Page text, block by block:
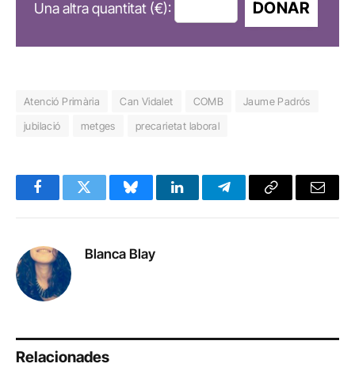
Una altra quantitat (€): DONAR
Atenció Primària Can Vidalet COMB
Jaume Padrós
jubilació
metges precarietat laboral
FacebookTwitter BlueskyLinkedInTelegramCopy
Email
Blanca Blay
Relacionades